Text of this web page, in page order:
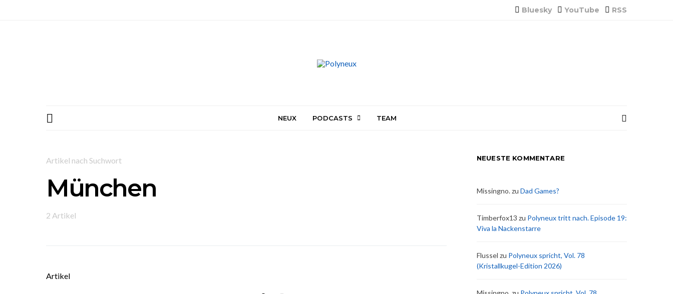
Bluesky YouTube RSS
NEUX PODCASTS TEAM
Artikel nach Suchwort
München
2 Artikel
Artikel
NEUESTE KOMMENTARE
Missingno.zu Dad Games?
Timberfox13 zu Polyneux tritt nach. Episode 19:
Viva la Nackenstarre
Flussel zu Polyneux spricht, Vol. 78
(Kristallkugel-Edition 2026)